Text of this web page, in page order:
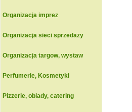
Organizacja imprez
Organizacja sieci sprzedazy
Organizacja targow, wystaw
Perfumerie, Kosmetyki
Pizzerie, obiady, catering